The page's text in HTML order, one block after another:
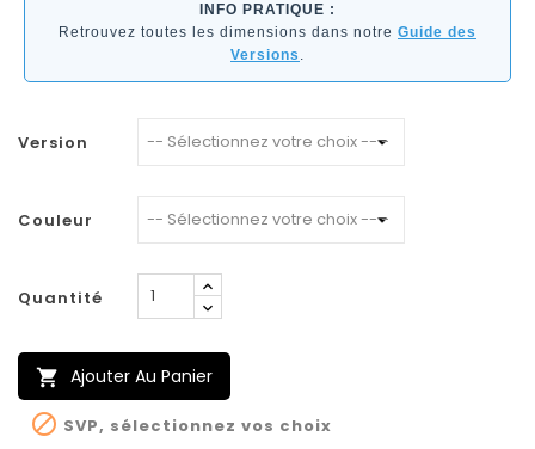
INFO PRATIQUE :
Retrouvez toutes les dimensions dans notre Guide des
Versions .
Version
Couleur
Quantité
 Ajouter Au Panier
 SVP, sélectionnez vos choix